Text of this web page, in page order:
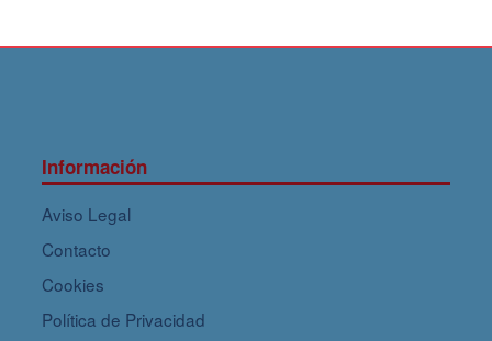
Información
Aviso Legal
Contacto
Cookies
Política de Privacidad